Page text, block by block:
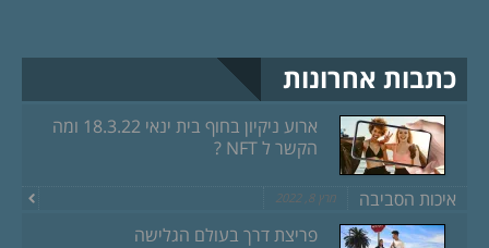
כתבות אחרונות
ארוע ניקיון בחוף בית ינאי 18.3.22 ומה
הקשר ל NFT ?
איכות הסביבה מרץ 8, 2022
פריצת דרך בעולם הגלישה